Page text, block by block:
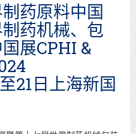
药原料中国
药机械、包
展CPHI &
21日上海新国